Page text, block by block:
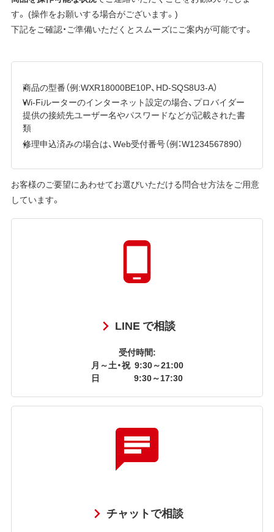
す。 (操作をお願いする場合がございます。)
下記をご確認・ご準備いただくとスムーズにご案内が可能です。
商品の型番（例:WXR18000BE10P、HD-SQS8U3-A）
Wi-Fiルーターのインターネット設定の場合、プロバイダー
提供の接続先ユーザー名やパスワードなどが記載された書
類
修理申込済みの場合は、Web受付番号（例：W1234567890）
お客様のご要望にあわせてお選びいただける問合せ方法をご用意
しています。
LINE で相談
受付時間:
月～土・祝 9:30～21:00
日
9:30～17:30
チャットで相談